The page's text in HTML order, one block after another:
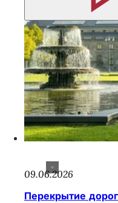
09.06.2026
Перекрытие